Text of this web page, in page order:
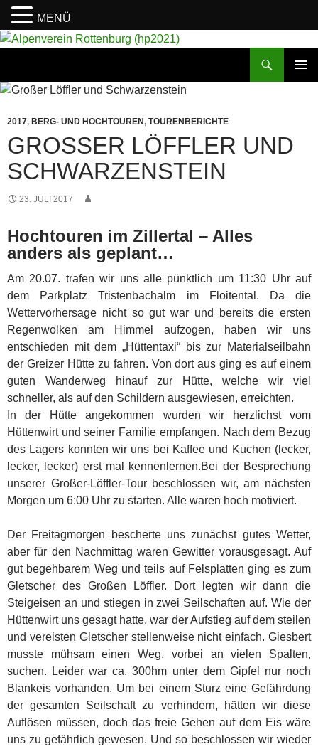
INHALT
2017, BERG- UND HOCHTOUREN, TOURENBERICHTE
GROSSER LÖFFLER UND S
CHWARZENSTEIN
23. JULI 2017
Hochtouren im Zillertal – Alles
anders als geplant…
Am 20.07. trafen wir uns alle pünktlich um 11:30 Uhr auf
dem Parkplatz Tristenbachalm im Floitental. Da die
Wettervorhersage nicht so gut war und bereits die ersten
Regenwolken am Himmel aufzogen, haben wir uns
entschieden mit dem „Hüttentaxi“ bis zur Materialseilbahn
der Greizer Hütte zu fahren. Von dort aus ging es auf einem
guten Wanderweg hinauf zur Hütte, welche wir viel
schneller, als auf den Schildern ausgewiesen, erreichten.
In der Hütte angekommen wurden wir herzlichst vom
Hüttenwirt und seiner Familie empfangen. Nach dem Bezug
des Lagers konnten wir uns bei Kaffee und Kuchen (lecker,
lecker, lecker) erst mal kennenlernen.Bei der Besprechung
unserer Großer-Löffler-Tour beschlossen wir, am nächsten
Morgen um 6:00 Uhr zu starten. Alle waren hoch motiviert.
Der Freitagmorgen bescherte uns zunächst gutes Wetter,
aber für den Nachmittag waren Gewitter vorausgesagt. Auf
gut begehbarem Weg und teils auf Felsplatten ging es zum
Gletscher des Großen Löffler. Dort legten wir dann die
Steigeisen an und stiegen in zwei Seilschaften auf. Wie der
Hüttenwirt uns gesagt hatte, war der Aufstieg auf dem steilen
und vereisten Gletscher stellenweise nicht einfach. Giesbert
musste mühsam einen Weg, vorbei an vielen Spalten,
suchen. Leider war ca. 300hm unter dem Gipfel nur noch
Blankeis vorhanden. Um bei einem Sturz eine Gefährdung
der gesamten Seilschaft zu verhindern, hätten wir diese
Auflösen müssen, doch das freie Gehen auf dem Eis wäre
uns zu gefährlich gewesen. Und so beschlossen wir wieder
MENÜ